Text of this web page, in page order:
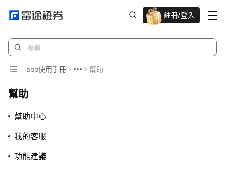
註冊/登入
迎新驚喜賞 股票/BTC等任你揀!
app使用手冊 幫助
幫助
幫助中心
我的客服
功能建議